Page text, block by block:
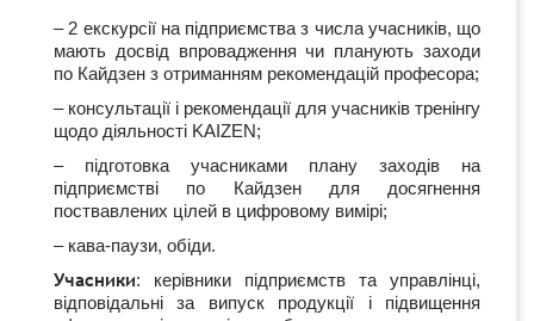
– 2 екскурсії на підприємства з числа учасників, що
мають досвід впровадження чи планують заходи
по Кайдзен з отриманням рекомендацій професора;
– консультації і рекомендації для учасників тренінгу
щодо діяльності KAIZEN;
– підготовка учасниками плану заходів на
підприємстві по Кайдзен для досягнення
поствавлених цілей в цифровому вимірі;
– кава-паузи, обіди.
Учасники: керівники підприємств та управлінці,
відповідальні за випуск продукції і підвищення